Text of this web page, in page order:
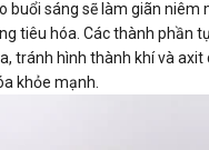
buổi sáng sẽ làm giãn niêm
tiêu hóa. Các thành phần
tránh hình thành khí và
khỏe mạnh.